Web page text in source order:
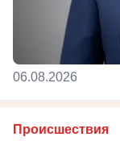
06.08.2026
Происшествия